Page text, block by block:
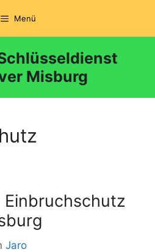
Menü
Schlüsseldienst
Misburg
Einbruchschutz
Jaro